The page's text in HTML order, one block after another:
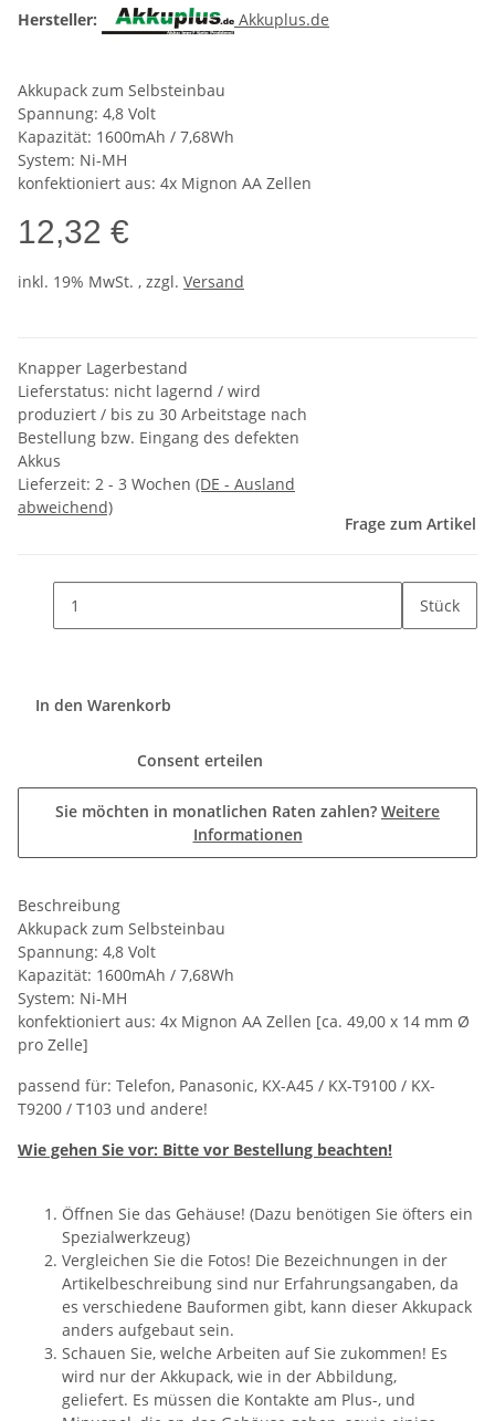
Hersteller:
Akkuplus.de
Akkupack zum Selbsteinbau
Spannung: 4,8 Volt
Kapazität: 1600mAh / 7,68Wh
System: Ni-MH
konfektioniert aus: 4x Mignon AA Zellen
12,32 €
inkl. 19% MwSt. , zzgl. Versand
Knapper Lagerbestand
Lieferstatus: nicht lagernd / wird
produziert / bis zu 30 Arbeitstage nach
Bestellung bzw. Eingang des defekten
Akkus
Lieferzeit: 2 - 3 Wochen (DE - Ausland
abweichend)
Frage zum Artikel
Stück
In den Warenkorb
Consent erteilen
Sie möchten in monatlichen Raten zahlen? Weitere
Informationen
Beschreibung
Akkupack zum Selbsteinbau
Spannung: 4,8 Volt
Kapazität: 1600mAh / 7,68Wh
System: Ni-MH
konfektioniert aus: 4x Mignon AA Zellen [ca. 49,00 x 14 mm Ø
pro Zelle]
passend für: Telefon, Panasonic, KX-A45 / KX-T9100 / KX-
T9200 / T103 und andere!
Wie gehen Sie vor: Bitte vor Bestellung beachten!
Öffnen Sie das Gehäuse! (Dazu benötigen Sie öfters ein
Spezialwerkzeug)
Vergleichen Sie die Fotos! Die Bezeichnungen in der
Artikelbeschreibung sind nur Erfahrungsangaben, da
es verschiedene Bauformen gibt, kann dieser Akkupack
anders aufgebaut sein.
Schauen Sie, welche Arbeiten auf Sie zukommen! Es
wird nur der Akkupack, wie in der Abbildung,
geliefert. Es müssen die Kontakte am Plus-, und